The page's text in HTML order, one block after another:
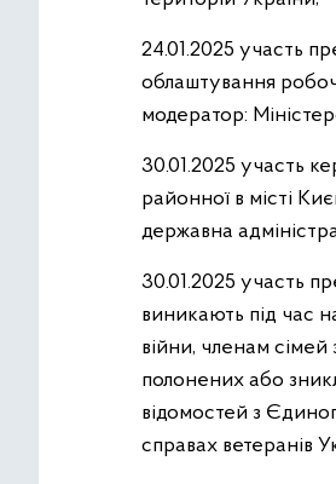
24.01.2025 участь
облаштування
модератор:
30.01.2025 участь
районної в місті
державна
30.01.2025 участь
виникають під час
війни, членам
полонених або
відомостей з
справах ветеранів